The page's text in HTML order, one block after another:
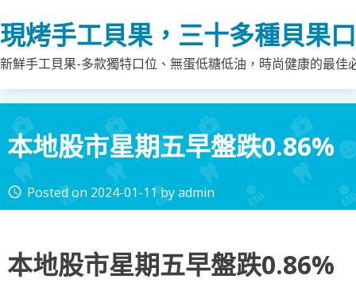
to
content
現烤手工貝果，三十多種貝果
新鮮手工貝果-多款獨特口位、無蛋低糖低油，時尚健康的最
本地股市星期五早盤跌0.86%
access_time Posted on 2024-01-11byadmin
本地股市星期五早盤跌0.86%